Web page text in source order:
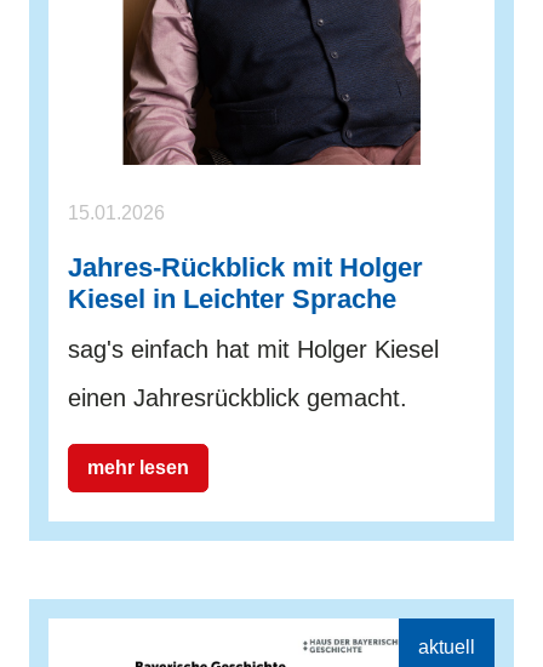
15.01.2026
Jahres-Rückblick mit Holger
Kiesel in Leichter Sprache
sag's einfach hat mit Holger Kiesel
einen Jahresrückblick gemacht.
mehr lesen